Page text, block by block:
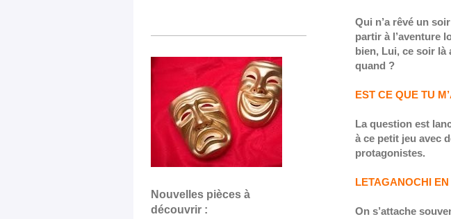
Qui n’a rêvé un
partir à l’aventure
bien, Lui, ce soir là
quand ?
EST CE QUE TU
La question est
à ce petit jeu avec
protagonistes.
LETAGANOCHI EN
On s’attache
Nouvelles pièces à
découvrir :